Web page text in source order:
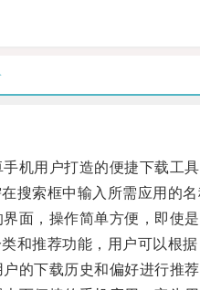
用户打造的便捷下载工具
索框中输入所需应用的名
，操作简单方便，即使是
推荐功能，用户可以根据
下载历史和偏好进行推荐